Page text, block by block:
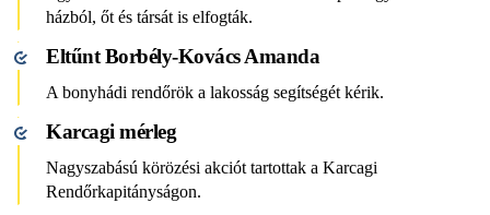
házból, őt és társát is elfogták.
Eltűnt Borbély-Kovács Amanda
A bonyhádi rendőrök a lakosság segítségét kérik.
Karcagi mérleg
Nagyszabású körözési akciót tartottak a Karcagi
Rendőrkapitányságon.